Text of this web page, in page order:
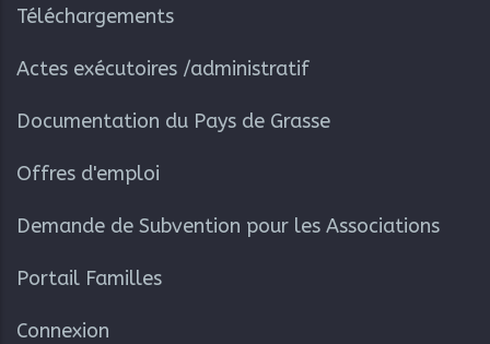
Téléchargements
Actes exécutoires /administratif
Documentation du Pays de Grasse
Offres d'emploi
Demande de Subvention pour les Associations
Portail Familles
Connexion